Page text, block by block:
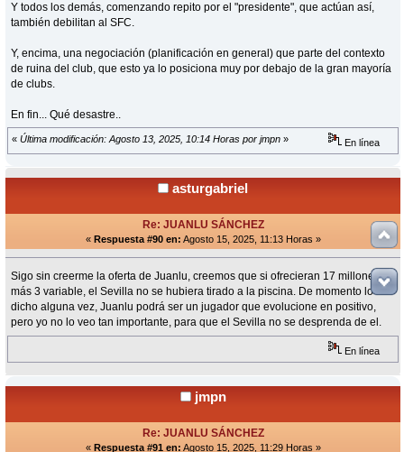
Y todos los demás, comenzando repito por el "presidente", que actúan así,
también debilitan al SFC.
Y, encima, una negociación (planificación en general) que parte del contexto
de ruina del club, que esto ya lo posiciona muy por debajo de la gran mayoría
de clubs.
En fin... Qué desastre..
« Última modificación: Agosto 13, 2025, 10:14 Horas por jmpn » En línea
asturgabriel
Re: JUANLU SÁNCHEZ
« Respuesta #90 en: Agosto 15, 2025, 11:13 Horas »
Sigo sin creerme la oferta de Juanlu, creemos que si ofrecieran 17 millones
más 3 variable, el Sevilla no se hubiera tirado a la piscina. De momento lo he
dicho alguna vez, Juanlu podrá ser un jugador que evolucione en positivo,
pero yo no lo veo tan importante, para que el Sevilla no se desprenda de el.
En línea
jmpn
Re: JUANLU SÁNCHEZ
« Respuesta #91 en: Agosto 15, 2025, 11:29 Horas »